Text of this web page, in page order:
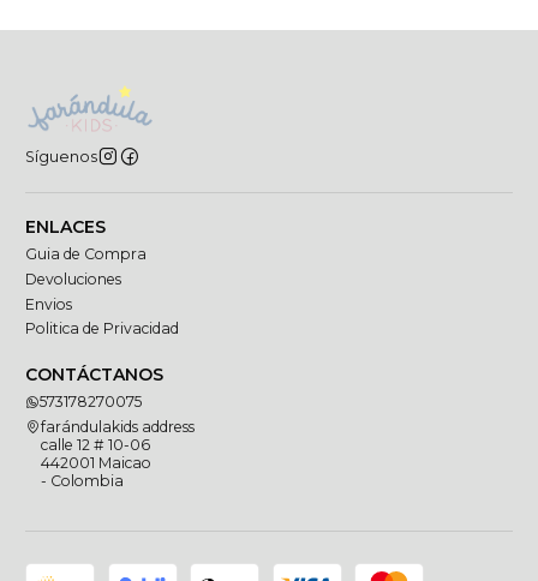
Síguenos
ENLACES
Guia de Compra
Devoluciones
Envios
Politica de Privacidad
CONTÁCTANOS
573178270075
farándulakids address
calle 12 # 10-06
442001 Maicao
- Colombia